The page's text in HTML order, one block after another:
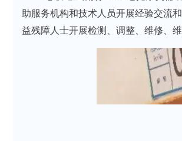
助服务机构和技术人员开展经验交流
益残障人士开展检测、调整、维修、